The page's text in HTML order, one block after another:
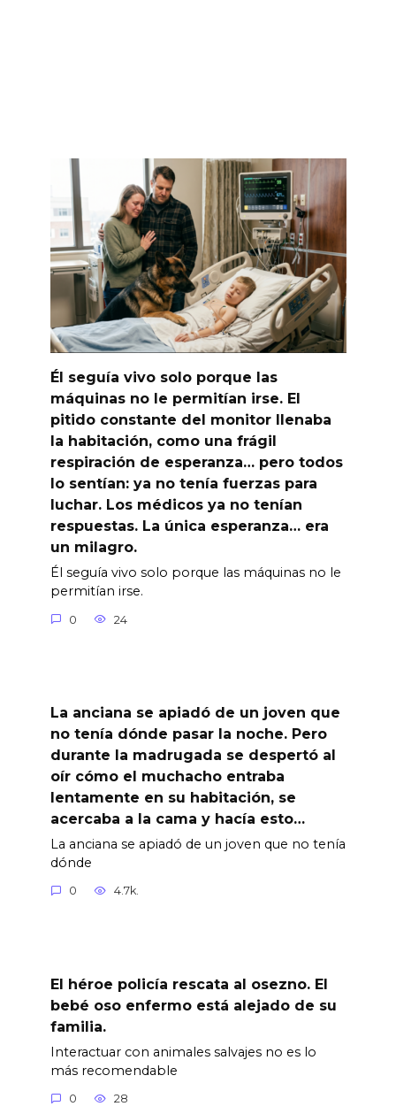
Él seguía vivo solo porque las
máquinas no le permitían irse. El
pitido constante del monitor llenaba
la habitación, como una frágil
respiración de esperanza… pero todos
lo sentían: ya no tenía fuerzas para
luchar. Los médicos ya no tenían
respuestas. La única esperanza… era
un milagro.
Él seguía vivo solo porque las máquinas no le
permitían irse.
0 24
La anciana se apiadó de un joven que
no tenía dónde pasar la noche. Pero
durante la madrugada se despertó al
oír cómo el muchacho entraba
lentamente en su habitación, se
acercaba a la cama y hacía esto…
La anciana se apiadó de un joven que no tenía
dónde
0 4.7k.
El héroe policía rescata al osezno. El
bebé oso enfermo está alejado de su
familia.
Interactuar con animales salvajes no es lo
más recomendable
0 28